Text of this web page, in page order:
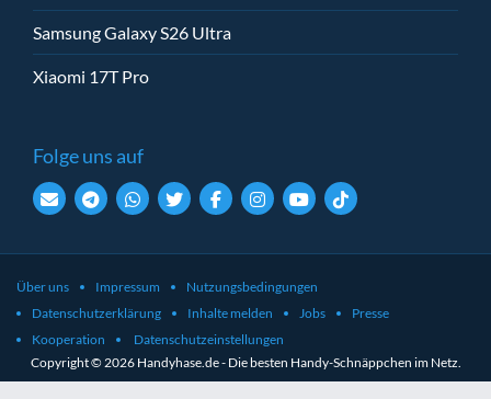
Samsung Galaxy S26 Ultra
Xiaomi 17T Pro
Folge uns auf
Über uns Impressum
Nutzungsbedingungen
Datenschutzerklärung
Inhalte melden Jobs
Presse
Kooperation
Datenschutzeinstellungen
Copyright © 2026 Handyhase.de - Die besten Handy-Schnäppchen im Netz.